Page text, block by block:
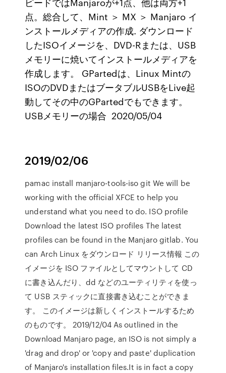
点。総合して、Mint ＞ MX ＞ Manjaro イ
ンストールメディアの作成. ダウンロード
したISOイメージを、DVD-Rまたは、USB
メモリーに焼いてインストールメディアを
作成します。 GPartedは、Linux Mintの
ISOのDVDまたはブータブルUSBをLive起
動してその中のGPartedでもできます。
USBメモリーの場合 2020/05/04
2019/02/06
pamac install manjaro-tools-iso git We will be
working with the official XFCE to help you
understand what you need to do. ISO profile
Download the latest ISO profiles The latest
profiles can be found in the Manjaro gitlab. You
can Arch Linux をダウンロード リリース情報 この
イメージを ISO ファイルとしてマウントして CD
に書き込んだり、dd などのユーティリティを使っ
て USB スティックに直接書き込むことができま
す。 このイメージは新しくインストールするため
のものです。 2019/12/04 As outlined in the
Download Manjaro page, an ISO is not simply a
'drag and drop' or 'copy and paste' duplication
of Manjaro's installation files.It is in fact a copy